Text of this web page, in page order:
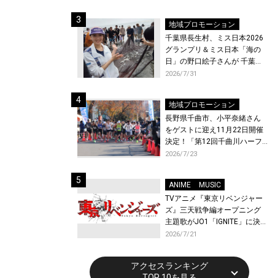
映が決定！
地域プロモーション
千葉県長生村、ミス日本2026
グランプリ＆ミス日本「海の
日」の野口絵子さんが 千葉県
唯一の村・長生村で地引網を
2026/7/31
地域プロモーション
長野県千曲市、小平奈緒さん
をゲストに迎え11月22日開催
決定！「第12回千曲川ハーフ
マラソン」エントリー受付開
2026/7/23
ANIME
MUSIC
TVアニメ『東京リベンジャー
ズ』三天戦争編オープニング
主題歌がJO1「IGNITE」に決
定！メンバー全員から喜びと
トが到着！9月に東京・大阪で
先行上映会を開催！
2026/7/21
アクセスランキング